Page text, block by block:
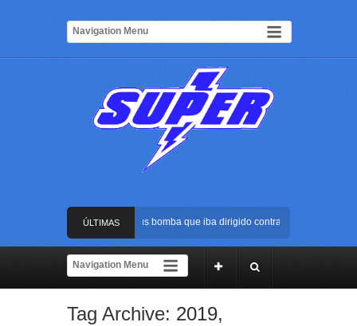
ÚLTIMAS
NOTICIAS
Frustran atentado con bus bomba que iba dirigido contra Cali durante la
La Arena USC será el escenario de la posesión presidencial de Abelardo
Rápida reacción policial evitó que presunto agresor escapara tras atacar a
Tag Archive: 2019,